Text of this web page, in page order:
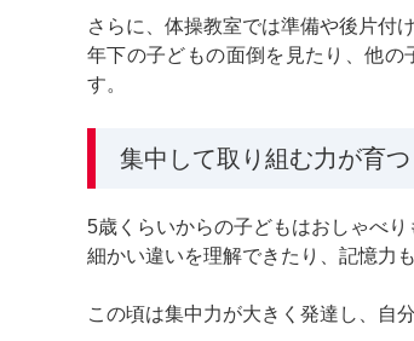
さらに、体操教室では準備や後片付
年下の子どもの面倒を見たり、他の
す。
集中して取り組む力が育つ
5歳くらいからの子どもはおしゃべ
細かい違いを理解できたり、記憶力
この頃は集中力が大きく発達し、自